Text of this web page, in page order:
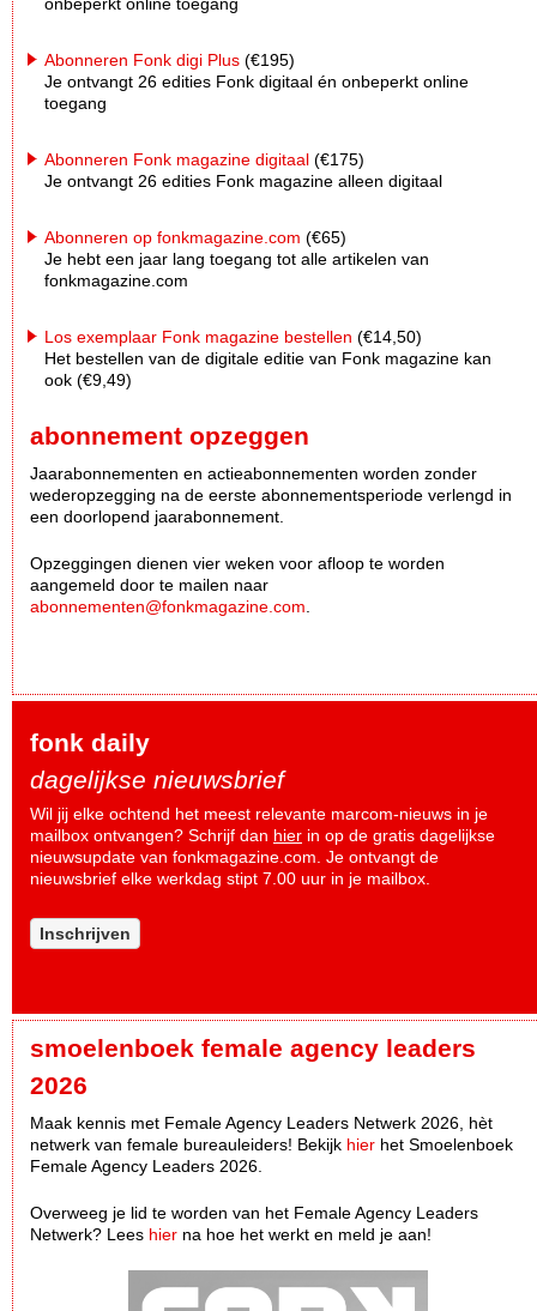
Abonneren Fonk digi Plus (€195)
Je ontvangt 26 edities Fonk digitaal én onbeperkt online
toegang
Abonneren Fonk magazine digitaal (€175)
Je ontvangt 26 edities Fonk magazine alleen digitaal
Abonneren op fonkmagazine.com (€65)
Je hebt een jaar lang toegang tot alle artikelen van
fonkmagazine.com
Los exemplaar Fonk magazine bestellen (€14,50)
Het bestellen van de digitale editie van Fonk magazine kan
ook (€9,49)
abonnement opzeggen
Jaarabonnementen en actieabonnementen worden zonder
wederopzegging na de eerste abonnementsperiode verlengd in
een doorlopend jaarabonnement.
Opzeggingen dienen vier weken voor afloop te worden
aangemeld door te mailen naar
abonnementen@fonkmagazine.com.
fonk daily
dagelijkse nieuwsbrief
Wil jij elke ochtend het meest relevante marcom-nieuws in je
mailbox ontvangen? Schrijf dan hier in op de gratis dagelijkse
nieuwsupdate van fonkmagazine.com. Je ontvangt de
nieuwsbrief elke werkdag stipt 7.00 uur in je mailbox.
Inschrijven
smoelenboek female agency leaders
2026
Maak kennis met Female Agency Leaders Netwerk 2026, hèt
netwerk van female bureauleiders! Bekijk hier het Smoelenboek
Female Agency Leaders 2026.
Overweeg je lid te worden van het Female Agency Leaders
Netwerk? Lees hier na hoe het werkt en meld je aan!